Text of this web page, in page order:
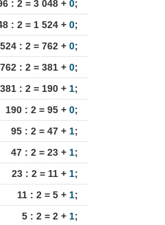
: 2 = 3 048 + 0;
: 2 = 1 524 + 0;
: 2 = 762 + 0;
762 : 2 = 381 + 0;
381 : 2 = 190 + 1;
190 : 2 = 95 + 0;
95 : 2 = 47 + 1;
47 : 2 = 23 + 1;
23 : 2 = 11 + 1;
11 : 2 = 5 + 1;
5 : 2 = 2 + 1;